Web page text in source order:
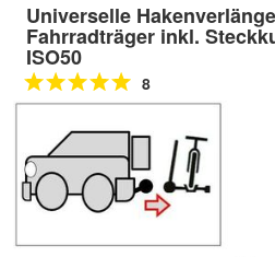
Universelle
Fahrradträger inkl.
ISO50
8